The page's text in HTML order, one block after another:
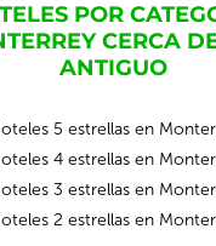
POR
CERCA
ANTIGUO
5 estrellas en
4 estrellas en
3 estrellas en
2 estrellas en